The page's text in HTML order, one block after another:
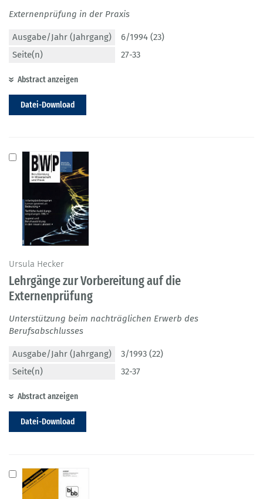
Externenprüfung in der Praxis
Ausgabe/Jahr (Jahrgang)
6/1994 (23)
Seite(n)
27-33
Abstract anzeigen
Datei-Download
Ursula Hecker
Lehrgänge zur Vorbereitung auf die
Externenprüfung
Unterstützung beim nachträglichen Erwerb des
Berufsabschlusses
Ausgabe/Jahr (Jahrgang)
3/1993 (22)
Seite(n)
32-37
Abstract anzeigen
Datei-Download